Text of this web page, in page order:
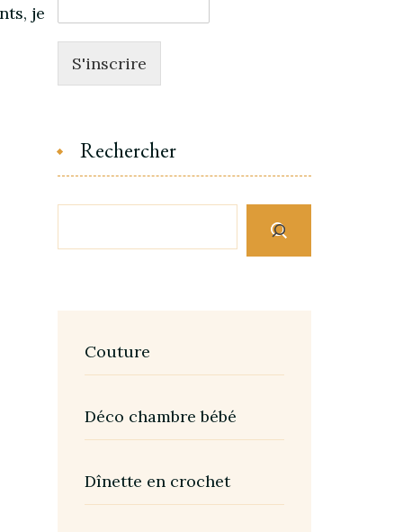
je
S'inscrire
Rechercher
Couture
Déco chambre bébé
Dînette en crochet